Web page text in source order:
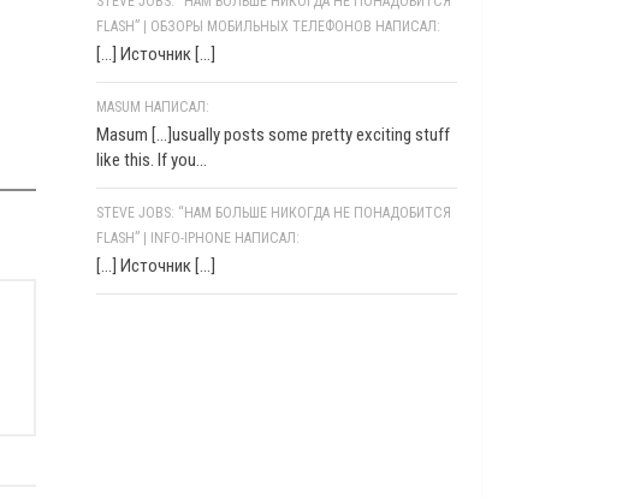
FLASH” | ОБЗОРЫ МОБИЛЬНЫХ ТЕЛЕФОНОВ НАПИСАЛ:
[…] Источник […]
MASUM НАПИСАЛ:
Masum [...]usually posts some pretty exciting stuff
like this. If you...
STEVE JOBS: “НАМ БОЛЬШЕ НИКОГДА НЕ ПОНАДОБИТСЯ
FLASH” | INFO-IPHONE НАПИСАЛ:
[…] Источник […]